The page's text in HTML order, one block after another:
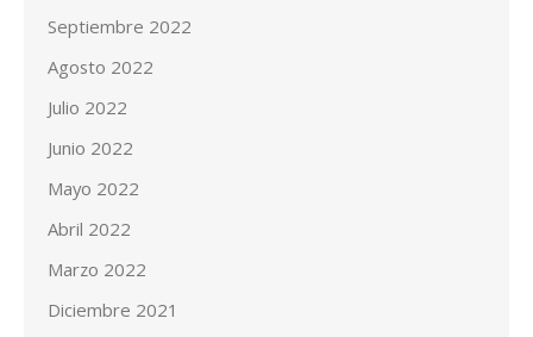
Septiembre 2022
Agosto 2022
Julio 2022
Junio 2022
Mayo 2022
Abril 2022
Marzo 2022
Diciembre 2021